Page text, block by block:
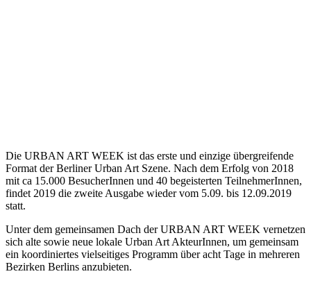
Die URBAN ART WEEK ist das erste und einzige übergreifende
Format der Berliner Urban Art Szene. Nach dem Erfolg von 2018
mit ca 15.000 BesucherInnen und 40 begeisterten TeilnehmerInnen,
findet 2019 die zweite Ausgabe wieder vom 5.09. bis 12.09.2019
statt.
Unter dem gemeinsamen Dach der URBAN ART WEEK vernetzen
sich alte sowie neue lokale Urban Art AkteurInnen, um gemeinsam
ein koordiniertes vielseitiges Programm über acht Tage in mehreren
Bezirken Berlins anzubieten.